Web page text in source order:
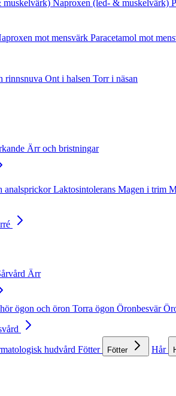
muskelvärk) Naproxen (led- & muskelvärk)
mot mensvärk Paracetamol mot
rinnsnuva Ont i halsen Torr i näsan
Ärr och bristningar
analsprickorLaktosintolerans Magen i trim
Ärr
ögon och öron Torra ögon Öronbesvär
hudvård Fötter Fötter Hår